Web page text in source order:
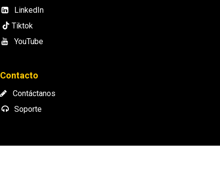
LinkedIn
Tiktok
YouTube
Contacto
Contáctanos
Soporte